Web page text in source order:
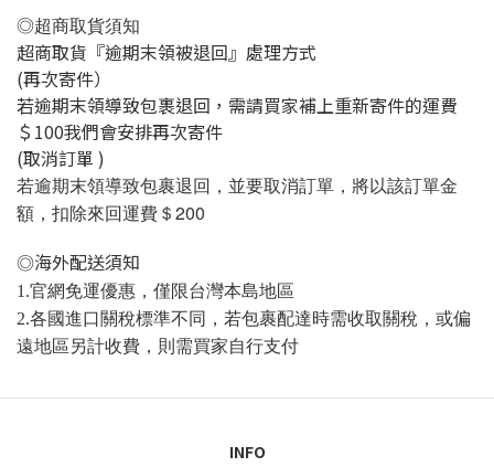
◎超商取貨須知
超商取貨『逾期末領被退回』處理方式
(再次寄件）
若逾期末領導致包裹退回，需請買家補上重新寄件的運費
＄100我們會安排再次寄件
(取消訂單 )
若逾期末領導致包裹退回，並要取消訂單，將以該訂單金
額，扣除來回運費＄ 200
◎海外配送須知
1.官網免運優惠，僅限台灣本島地區
2.各國進口關稅標準不同，若包裹配達時需收取關稅，或偏
遠地區另計收費，則需買家自行支付
INFO